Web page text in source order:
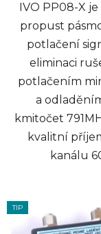
IVO PP08-X
propust
potlačení
eliminaci
potlačením
a
kmitočet
kvalitní
kanálu
TIP